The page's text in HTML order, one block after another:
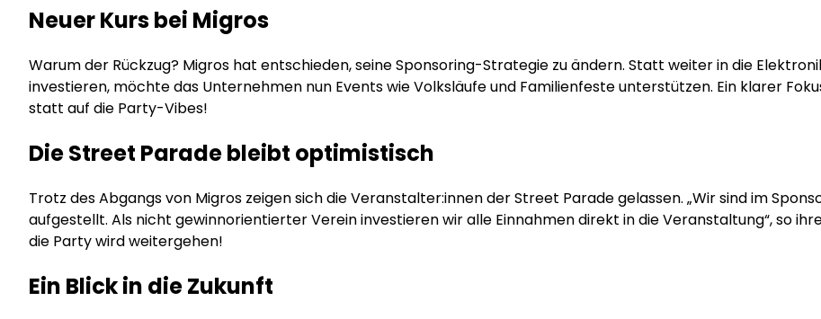
Neuer Kurs bei Migros
Warum der Rückzug? Migros hat entschieden, seine Sponsoring-Strategie zu ändern. Statt weiter in die
investieren, möchte das Unternehmen nun Events wie Volksläufe und Familienfeste unterstützen. Ein klarer
statt auf die Party-Vibes!
Die Street Parade bleibt optimistisch
Trotz des Abgangs von Migros zeigen sich die Veranstalter:innen der Street Parade gelassen. „Wir sind im
aufgestellt. Als nicht gewinnorientierter Verein investieren wir alle Einnahmen direkt in die Veranstaltung“, so
die Party wird weitergehen!
Ein Blick in die Zukunft